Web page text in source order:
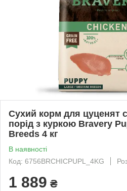
Сухий корм для цуценят
порід з куркою Bravery
Breeds 4 кг
В наявності
Код: 6756BRCHICPUPL_4KG
1 889 ₴